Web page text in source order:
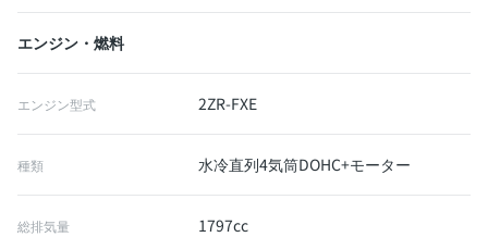
エンジン・燃料
エンジン型式 2ZR-FXE
種類 水冷直列4気筒DOHC+モーター
総排気量 1797cc